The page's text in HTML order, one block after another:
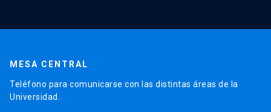
MESA CENTRAL
Teléfono para comunicarse con las distintas áreas de la
Universidad.